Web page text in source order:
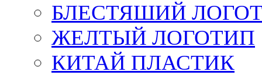
БЛЕСТЯШИЙ
ЖЕЛТЫЙ ЛОГОТИП
КИТАЙ ПЛАСТИК